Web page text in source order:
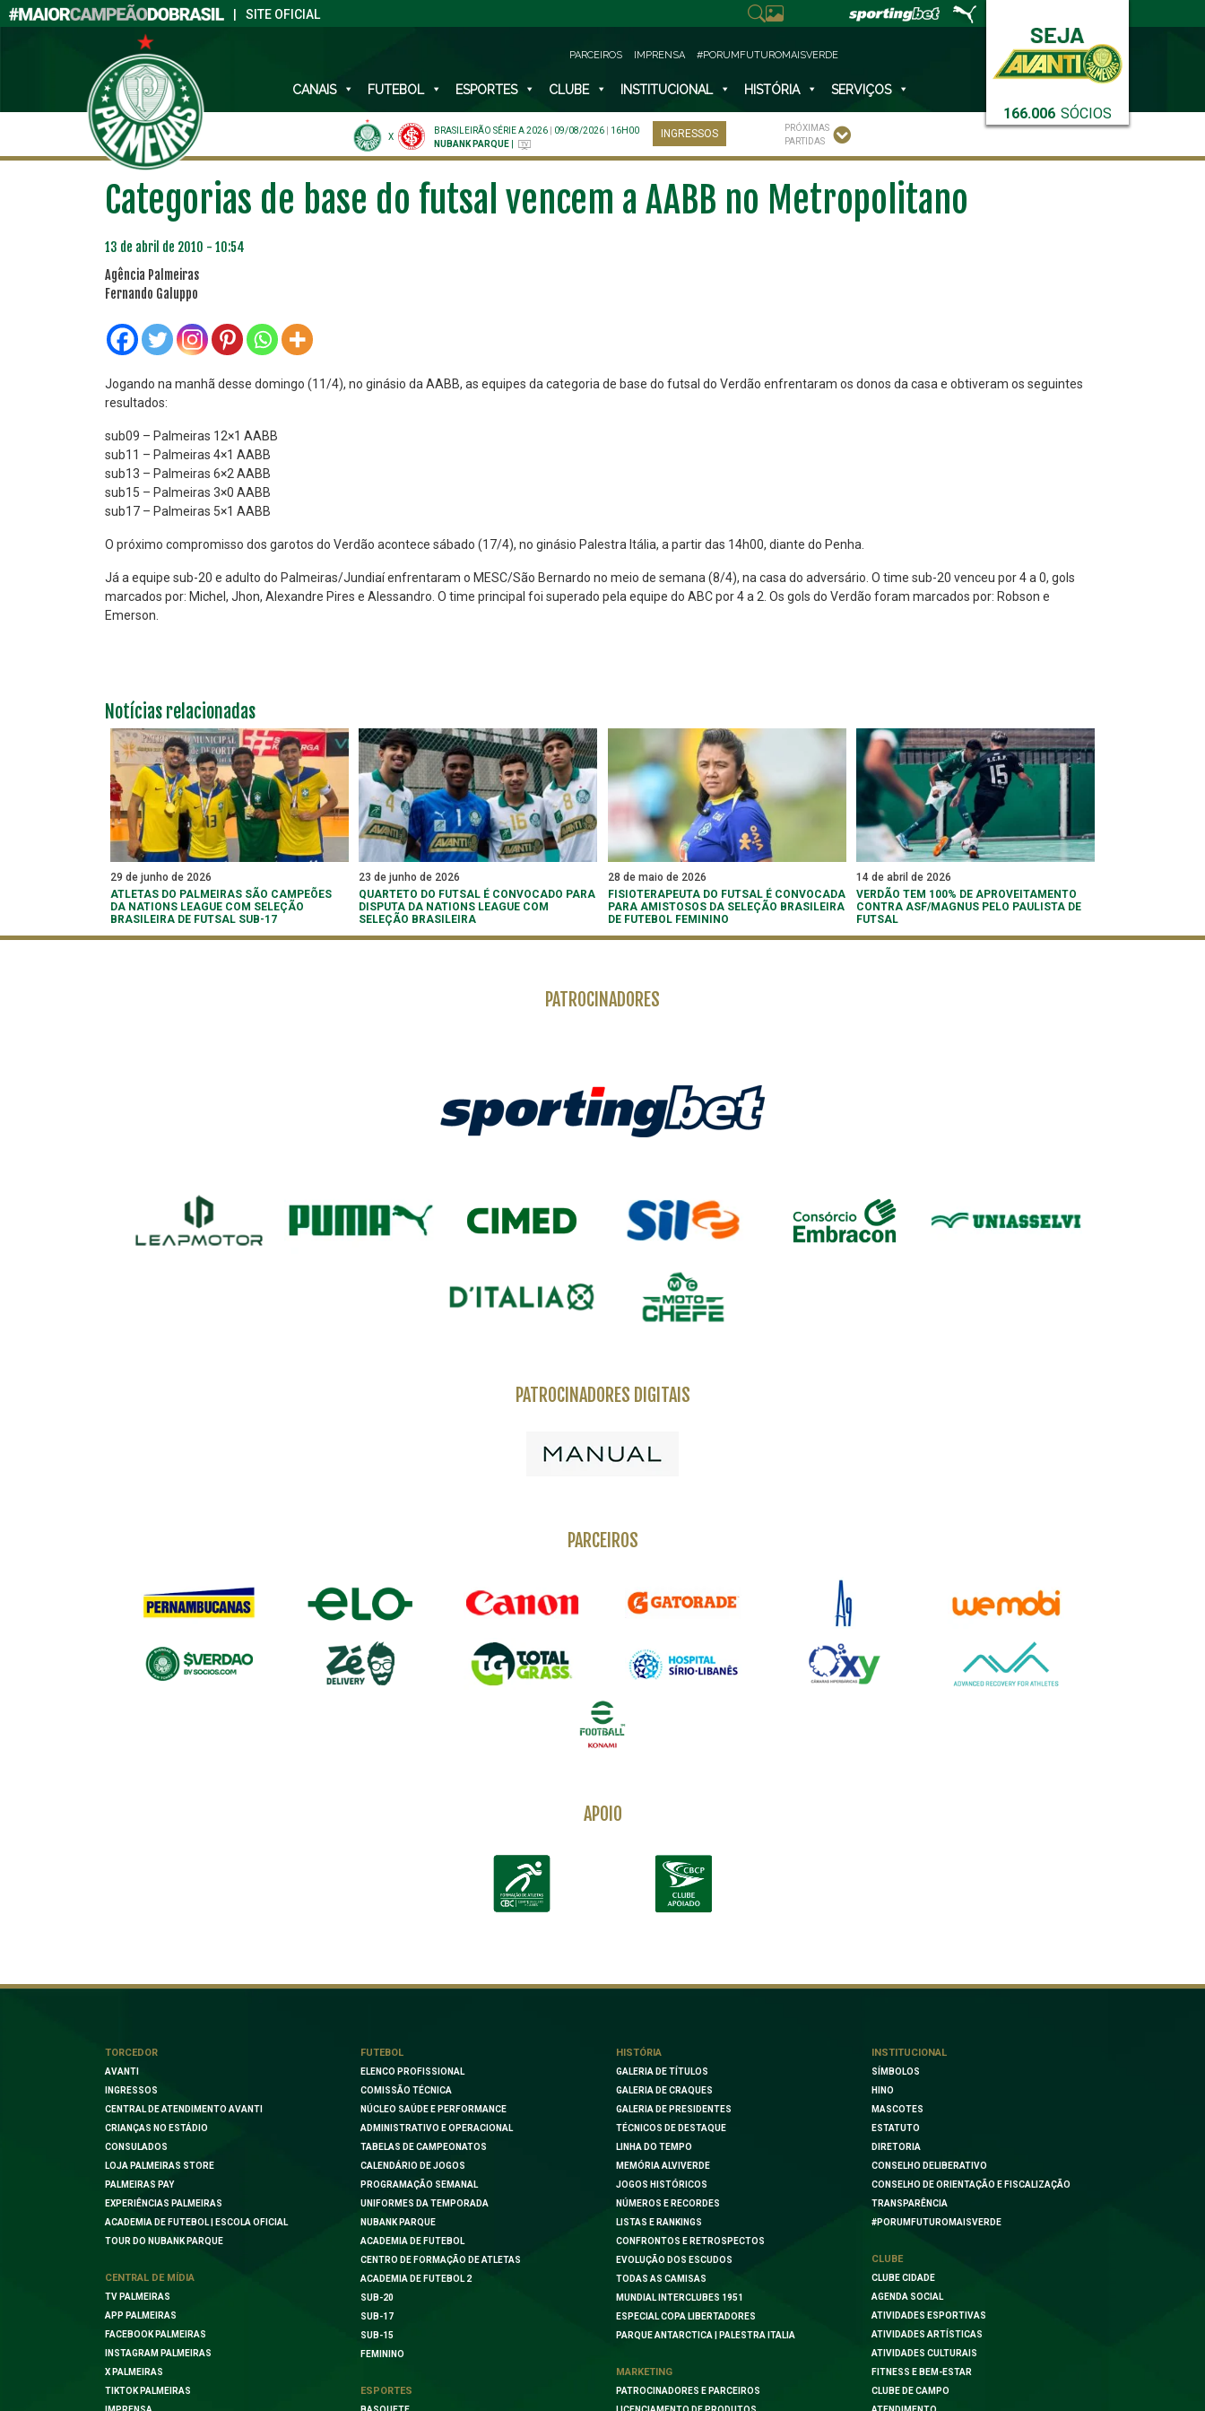
SITE OFICIAL
166.006 SÓCIOS
PARCEIROS IMPRENSA #PORUMFUTUROMAISVERDE
CANAIS FUTEBOL ESPORTES CLUBE INSTITUCIONAL HISTÓRIA SERVIÇOS
X
BRASILEIRÃO SÉRIE A 2026 09/08/2026
16H00
NUBANK PARQUE
INGRESSOS
PRÓXIMAS
PARTIDAS
Categorias de base do futsal vencem a AABB no Metropolitano
13 de abril de 2010 - 10:54
Agência Palmeiras
Fernando Galuppo
Jogando na manhã desse domingo (11/4), no ginásio da AABB, as equipes da categoria de base do futsal do Verdão enfrentaram os donos da casa e obtiveram os seguintes
resultados:
sub09 – Palmeiras 12×1 AABB
sub11 – Palmeiras 4×1 AABB
sub13 – Palmeiras 6×2 AABB
sub15 – Palmeiras 3×0 AABB
sub17 – Palmeiras 5×1 AABB
O próximo compromisso dos garotos do Verdão acontece sábado (17/4), no ginásio Palestra Itália, a partir das 14h00, diante do Penha.
Já a equipe sub-20 e adulto do Palmeiras/Jundiaí enfrentaram o MESC/São Bernardo no meio de semana (8/4), na casa do adversário. O time sub-20 venceu por 4 a 0, gols
marcados por: Michel, Jhon, Alexandre Pires e Alessandro. O time principal foi superado pela equipe do ABC por 4 a 2. Os gols do Verdão foram marcados por: Robson e
Emerson.
Notícias relacionadas
29 de junho de 2026
ATLETAS DO PALMEIRAS SÃO CAMPEÕES
DA NATIONS LEAGUE COM SELEÇÃO
BRASILEIRA DE FUTSAL SUB-17
23 de junho de 2026
QUARTETO DO FUTSAL É CONVOCADO PARA
DISPUTA DA NATIONS LEAGUE COM
SELEÇÃO BRASILEIRA
28 de maio de 2026
FISIOTERAPEUTA DO FUTSAL É CONVOCADA
PARA AMISTOSOS DA SELEÇÃO BRASILEIRA
DE FUTEBOL FEMININO
14 de abril de 2026
VERDÃO TEM 100% DE APROVEITAMENTO
CONTRA ASF/MAGNUS PELO PAULISTA DE
FUTSAL
PATROCINADORES
PATROCINADORES DIGITAIS
PARCEIROS
APOIO
TORCEDOR
AVANTI
INGRESSOS
CENTRAL DE ATENDIMENTO AVANTI
CRIANÇAS NO ESTÁDIO
CONSULADOS
LOJA PALMEIRAS STORE
PALMEIRAS PAY
EXPERIÊNCIAS PALMEIRAS
ACADEMIA DE FUTEBOL | ESCOLA OFICIAL
TOUR DO NUBANK PARQUE
CENTRAL DE MÍDIA
TV PALMEIRAS
APP PALMEIRAS
FACEBOOK PALMEIRAS
INSTAGRAM PALMEIRAS
X PALMEIRAS
TIKTOK PALMEIRAS
FUTEBOL
ELENCO PROFISSIONAL
COMISSÃO TÉCNICA
NÚCLEO SAÚDE E PERFORMANCE
ADMINISTRATIVO E OPERACIONAL
TABELAS DE CAMPEONATOS
CALENDÁRIO DE JOGOS
PROGRAMAÇÃO SEMANAL
UNIFORMES DA TEMPORADA
NUBANK PARQUE
ACADEMIA DE FUTEBOL
CENTRO DE FORMAÇÃO DE ATLETAS
ACADEMIA DE FUTEBOL 2
SUB-20
SUB-17
SUB-15
FEMININO
ESPORTES
HISTÓRIA
GALERIA DE TÍTULOS
GALERIA DE CRAQUES
GALERIA DE PRESIDENTES
TÉCNICOS DE DESTAQUE
LINHA DO TEMPO
MEMÓRIA ALVIVERDE
JOGOS HISTÓRICOS
NÚMEROS E RECORDES
LISTAS E RANKINGS
CONFRONTOS E RETROSPECTOS
EVOLUÇÃO DOS ESCUDOS
TODAS AS CAMISAS
MUNDIAL INTERCLUBES 1951
ESPECIAL COPA LIBERTADORES
PARQUE ANTARCTICA | PALESTRA ITALIA
MARKETING
PATROCINADORES E PARCEIROS
INSTITUCIONAL
SÍMBOLOS
HINO
MASCOTES
ESTATUTO
DIRETORIA
CONSELHO DELIBERATIVO
CONSELHO DE ORIENTAÇÃO E FISCALIZAÇÃO
TRANSPARÊNCIA
#PORUMFUTUROMAISVERDE
CLUBE
CLUBE CIDADE
AGENDA SOCIAL
ATIVIDADES ESPORTIVAS
ATIVIDADES ARTÍSTICAS
ATIVIDADES CULTURAIS
FITNESS E BEM-ESTAR
CLUBE DE CAMPO